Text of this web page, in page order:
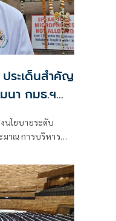
ระเด็นสำคัญ
นา กมธ.ฯ
นโยบายระดับ
มาณ การบริหาร